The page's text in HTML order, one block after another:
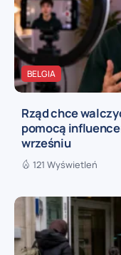
BELGIA
Rząd chce
pomocą
wrześniu
121 Wyświetleń